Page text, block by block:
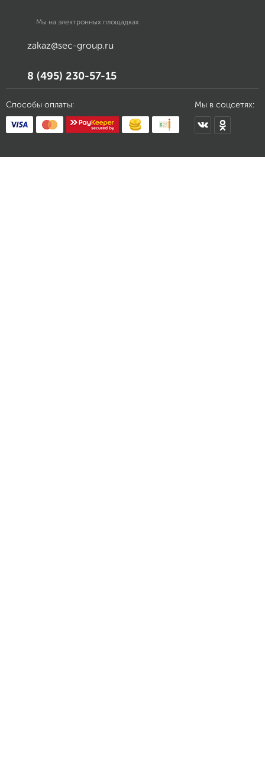
Мы на электронных площадках
zakaz@sec-group.ru
8 (495) 230-57-15
Способы оплаты: Мы в соцсетях: